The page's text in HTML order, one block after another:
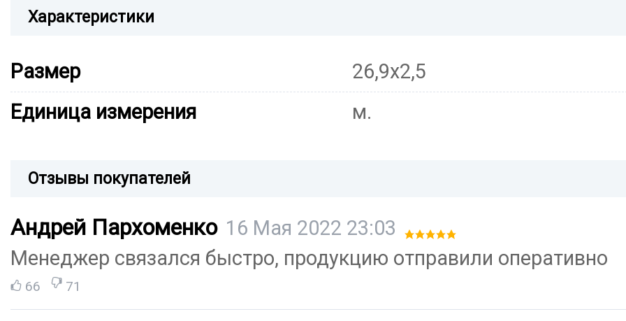
Характеристики
Размер
26,9х2,5
Единица измерения
м.
Отзывы покупателей
Андрей Пархоменко 16 Мая 2022 23:03
Менеджер связался быстро, продукцию отправили оперативно
66 71